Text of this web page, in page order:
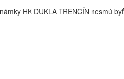
HK DUKLA TRENČÍN nesmú byť